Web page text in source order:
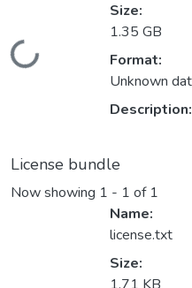
Size:
1.35 GB
Format:
Unknown
Description:
License bundle
Now showing 1 - 1 of 1
Name:
license.txt
Size: